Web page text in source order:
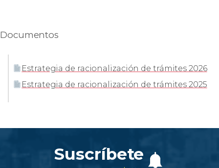
Documentos
Estrategia de racionalización de trámites 2026
Estrategia de racionalización de trámites 2025
Suscríbete